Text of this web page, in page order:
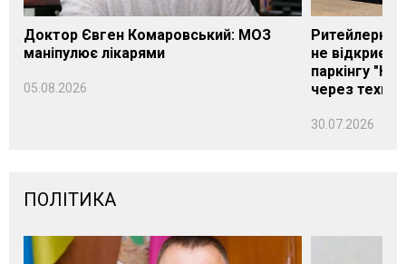
Доктор Євген Комаровський: МОЗ
маніпулює лікарями
05.08.2026
Ритейлерка
не
паркінгу
через
30.07.2026
ПОЛІТИКА